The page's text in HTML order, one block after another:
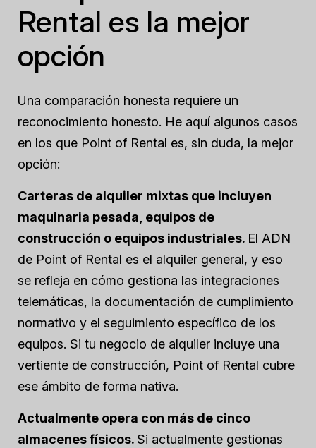
Rental es la mejor
opción
Una comparación honesta requiere un
reconocimiento honesto. He aquí algunos casos
en los que Point of Rental es, sin duda, la mejor
opción:
Carteras de alquiler mixtas que incluyen
maquinaria pesada, equipos de
construcción o equipos industriales. El ADN
de Point of Rental es el alquiler general, y eso
se refleja en cómo gestiona las integraciones
telemáticas, la documentación de cumplimiento
normativo y el seguimiento específico de los
equipos. Si tu negocio de alquiler incluye una
vertiente de construcción, Point of Rental cubre
ese ámbito de forma nativa.
Actualmente opera con más de cinco
almacenes físicos. Si actualmente gestionas